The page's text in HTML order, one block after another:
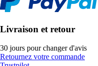
Livraison et retour
30 jours pour changer d'avis
Retournez votre commande